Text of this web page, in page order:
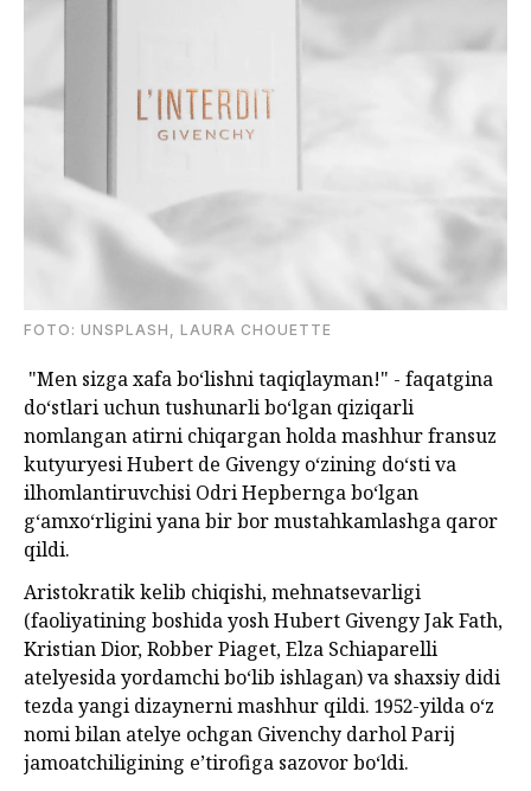
FOTO: UNSPLASH, LAURA CHOUETTE
"Men sizga xafa boʻlishni taqiqlayman!" - faqatgina
doʻstlari uchun tushunarli boʻlgan qiziqarli
nomlangan atirni chiqargan holda mashhur fransuz
kutyuryesi Hubert de Givengy oʻzining doʻsti va
ilhomlantiruvchisi Odri Hepbernga boʻlgan
g‘amxo‘rligini yana bir bor mustahkamlashga qaror
qildi.
Aristokratik kelib chiqishi, mehnatsevarligi
(faoliyatining boshida yosh Hubert Givengy Jak Fath,
Kristian Dior, Robber Piaget, Elza Schiaparelli
atelyesida yordamchi boʻlib ishlagan) va shaxsiy didi
tezda yangi dizaynerni mashhur qildi. 1952-yilda oʻz
nomi bilan atelye ochgan Givenchy darhol Parij
jamoatchiligining e’tirofiga sazovor boʻldi.